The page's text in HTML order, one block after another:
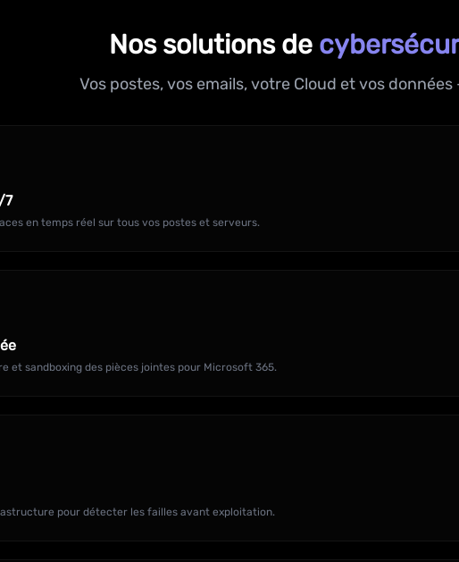
Nos solutions de
Vos postes, vos emails, votre Cloud et vos
7
en temps réel sur tous vos postes et serveurs.
et sandboxing des pièces jointes pour Microsoft 365.
pour détecter les failles avant exploitation.